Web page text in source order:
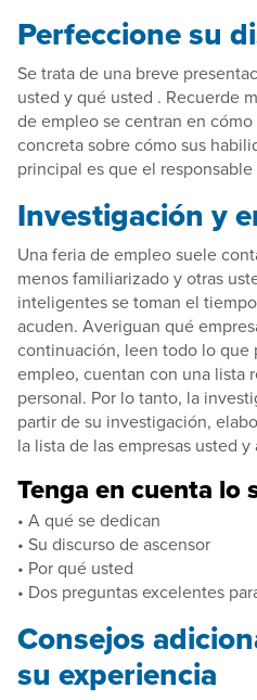
Perfeccione su
Se trata de una breve
usted y qué usted . Recuerde
de empleo se centran en
concreta sobre cómo sus
principal es que el
Investigación y
Una feria de empleo suele
menos familiarizado y otras
inteligentes se toman el
acuden. Averiguan qué
continuación, leen todo lo que
empleo, cuentan con una lista
personal. Por lo tanto, la
partir de su investigación,
la lista de las empresas usted
Tenga en cuenta lo
• A qué se dedican
• Su discurso de ascensor
• Por qué usted
• Dos preguntas excelentes
Consejos
su experiencia